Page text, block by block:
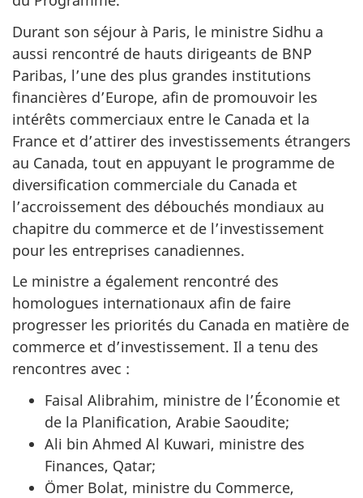
Durant son séjour à Paris, le ministre Sidhu a
aussi rencontré de hauts dirigeants de BNP
Paribas, l’une des plus grandes institutions
financières d’Europe, afin de promouvoir les
intérêts commerciaux entre le Canada et la
France et d’attirer des investissements étrangers
au Canada, tout en appuyant le programme de
diversification commerciale du Canada et
l’accroissement des débouchés mondiaux au
chapitre du commerce et de l’investissement
pour les entreprises canadiennes.
Le ministre a également rencontré des
homologues internationaux afin de faire
progresser les priorités du Canada en matière de
commerce et d’investissement. Il a tenu des
rencontres avec :
Faisal Alibrahim, ministre de l’Économie et
de la Planification, Arabie Saoudite;
Ali bin Ahmed Al Kuwari, ministre des
Finances, Qatar;
Ömer Bolat, ministre du Commerce,